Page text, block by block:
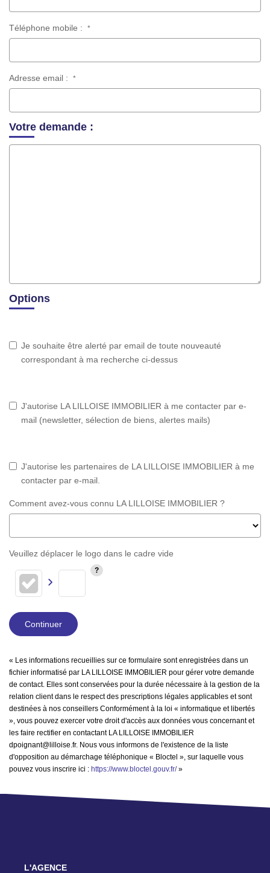
Téléphone mobile : *
Adresse email : *
Votre demande :
Options
Je souhaite être alerté par email de toute nouveauté
correspondant à ma recherche ci-dessus
J'autorise LA LILLOISE IMMOBILIER à me contacter par e-
mail (newsletter, sélection de biens, alertes mails)
J'autorise les partenaires de LA LILLOISE IMMOBILIER à me
contacter par e-mail.
Comment avez-vous connu LA LILLOISE IMMOBILIER ?
Veuillez déplacer le logo dans le cadre vide
Continuer
« Les informations recueillies sur ce formulaire sont enregistrées dans un
fichier informatisé par LA LILLOISE IMMOBILIER pour gérer votre demande
de contact. Elles sont conservées pour la durée nécessaire à la gestion de la
relation client dans le respect des prescriptions légales applicables et sont
destinées à nos conseillers Conformément à la loi « informatique et libertés
», vous pouvez exercer votre droit d'accès aux données vous concernant et
les faire rectifier en contactant LA LILLOISE IMMOBILIER
dpoignant@lilloise.fr. Nous vous informons de l'existence de la liste
d'opposition au démarchage téléphonique « Bloctel », sur laquelle vous
pouvez vous inscrire ici : https://www.bloctel.gouv.fr/»
L'AGENCE